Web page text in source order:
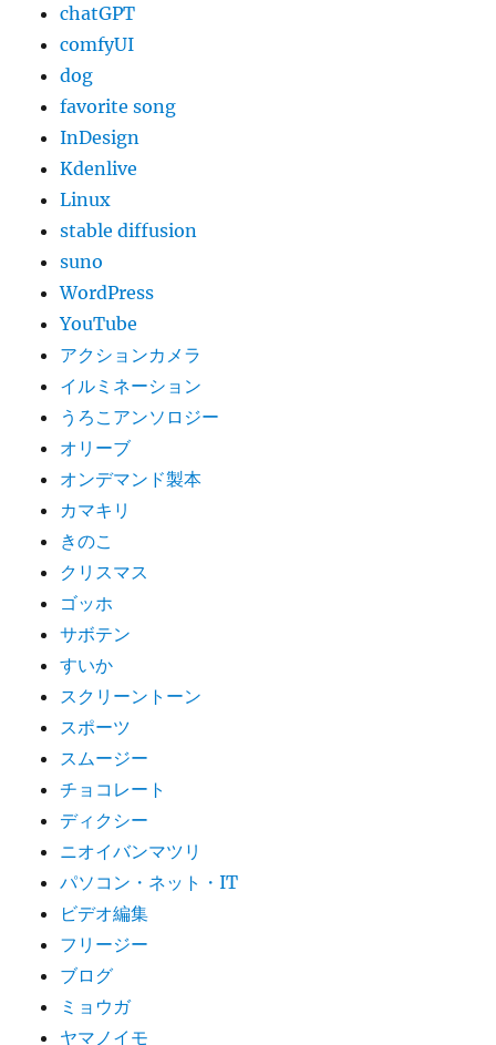
chatGPT
comfyUI
dog
favorite song
InDesign
Kdenlive
Linux
stable diffusion
suno
WordPress
YouTube
アクションカメラ
イルミネーション
うろこアンソロジー
オリーブ
オンデマンド製本
カマキリ
きのこ
クリスマス
ゴッホ
サボテン
すいか
スクリーントーン
スポーツ
スムージー
チョコレート
ディクシー
ニオイバンマツリ
パソコン・ネット・IT
ビデオ編集
フリージー
ブログ
ミョウガ
ヤマノイモ